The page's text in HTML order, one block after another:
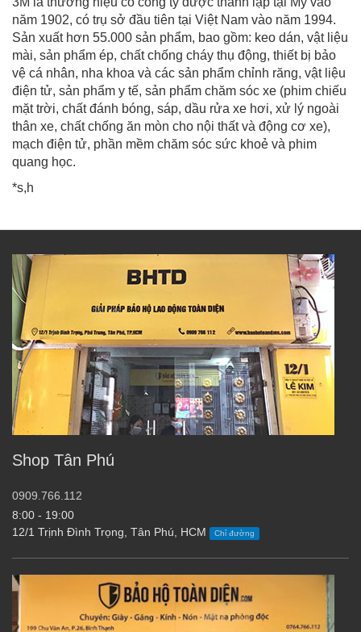
năm 1902, có trụ sở đầu tiên tại Việt Nam vào năm 1994.
Sản xuất hơn 55.000 sản phẩm, bao gồm: keo dán, vật liệu
mài, sản phẩm ép, chất chống cháy thụ động, thiết bị bảo
vệ cá nhân, nha khoa và các sản phẩm chỉnh răng, vật liệu
điện tử, sản phẩm y tế, sản phẩm chăm sóc xe (phim chiếu
mặt trời, chất đánh bóng, sáp, dầu rửa xe hơi, xử lý ngoài
thân xe, chất chống ăn mòn cho nội thất và động cơ xe),
mạch điện tử, phần mềm chăm sóc sức khoẻ và phim
quang học.
*s,h
Shop Tân Phú
0909.766.112
8:00 - 19:00
12/1 Trịnh Đình Trọng, Tân Phú, HCM
Chỉ đường